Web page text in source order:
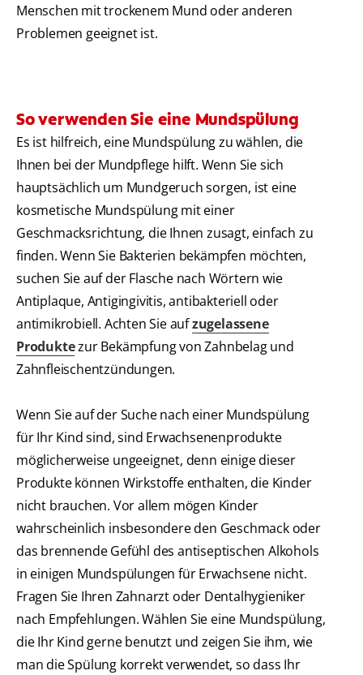
Menschen mit trockenem Mund oder anderen
Problemen geeignet ist.
So verwenden Sie eine Mundspülung
Es ist hilfreich, eine Mundspülung zu wählen, die
Ihnen bei der Mundpflege hilft. Wenn Sie sich
hauptsächlich um Mundgeruch sorgen, ist eine
kosmetische Mundspülung mit einer
Geschmacksrichtung, die Ihnen zusagt, einfach zu
finden. Wenn Sie Bakterien bekämpfen möchten,
suchen Sie auf der Flasche nach Wörtern wie
Antiplaque, Antigingivitis, antibakteriell oder
antimikrobiell. Achten Sie aufzugelassene
Produktezur Bekämpfung von Zahnbelag und
Zahnfleischentzündungen.
Wenn Sie auf der Suche nach einer Mundspülung
für Ihr Kind sind, sind Erwachsenenprodukte
möglicherweise ungeeignet, denn einige dieser
Produkte können Wirkstoffe enthalten, die Kinder
nicht brauchen. Vor allem mögen Kinder
wahrscheinlich insbesondere den Geschmack oder
das brennende Gefühl des antiseptischen Alkohols
in einigen Mundspülungen für Erwachsene nicht.
Fragen Sie Ihren Zahnarzt oder Dentalhygieniker
nach Empfehlungen. Wählen Sie eine Mundspülung,
die Ihr Kind gerne benutzt und zeigen Sie ihm, wie
man die Spülung korrekt verwendet, so dass Ihr